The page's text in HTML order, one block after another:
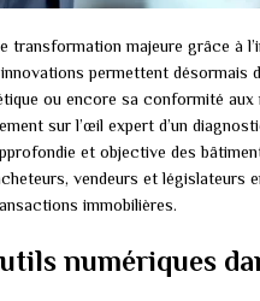
transformation majeure grâce à
permettent désormais
ou encore sa conformité
sur l’œil expert d’un
et objective des
vendeurs et législateurs
immobilières.
numériques